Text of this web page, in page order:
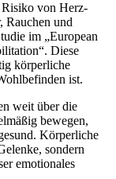
Risiko von Herz-
Rauchen und
im „European
Diese
körperliche
ist.
weit über die
bewegen,
Körperliche
sondern
emotionales